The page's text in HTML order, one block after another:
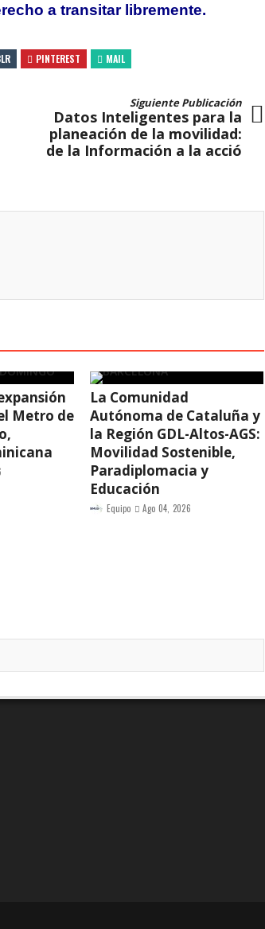
a transitar libremente.
PINTEREST MAIL
Siguiente Publicación
Datos Inteligentes para la
planeación de la movilidad:
de la Información a la acció
Metro de
La Comunidad
Autónoma de Cataluña y
la Región GDL-Altos-AGS:
Movilidad Sostenible,
Paradiplomacia y
Educación
Equipo Ago 04, 2026